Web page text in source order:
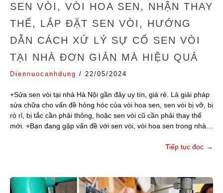
SEN VÒI, VÒI HOA SEN, NHẬN THAY
THẾ, LẮP ĐẶT SEN VÒI, HƯỚNG
DẪN CÁCH XỬ LÝ SỰ CỐ SEN VÒI
TẠI NHÀ ĐƠN GIẢN MÀ HIỆU QUẢ
Diennuocanhdung / 22/05/2024
+Sửa sen vòi tại nhà Hà Nội gần đây uy tín, giá rẻ. Là giải pháp
sửa chữa cho vấn đề hỏng hóc của vòi hoa sen, sen vòi bị vỡ, bị
rò rỉ, bị tắc cần phải thông, hoặc sen vòi cũ cần phải thay thế
mới. +Bạn đang gặp vấn đề với sen vòi, vòi hoa sen trong nhà…
Tiếp tục đọc →